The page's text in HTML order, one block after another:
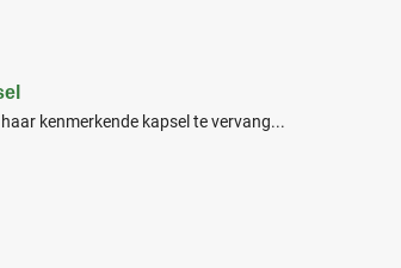
kenmerkende kapsel te vervang...